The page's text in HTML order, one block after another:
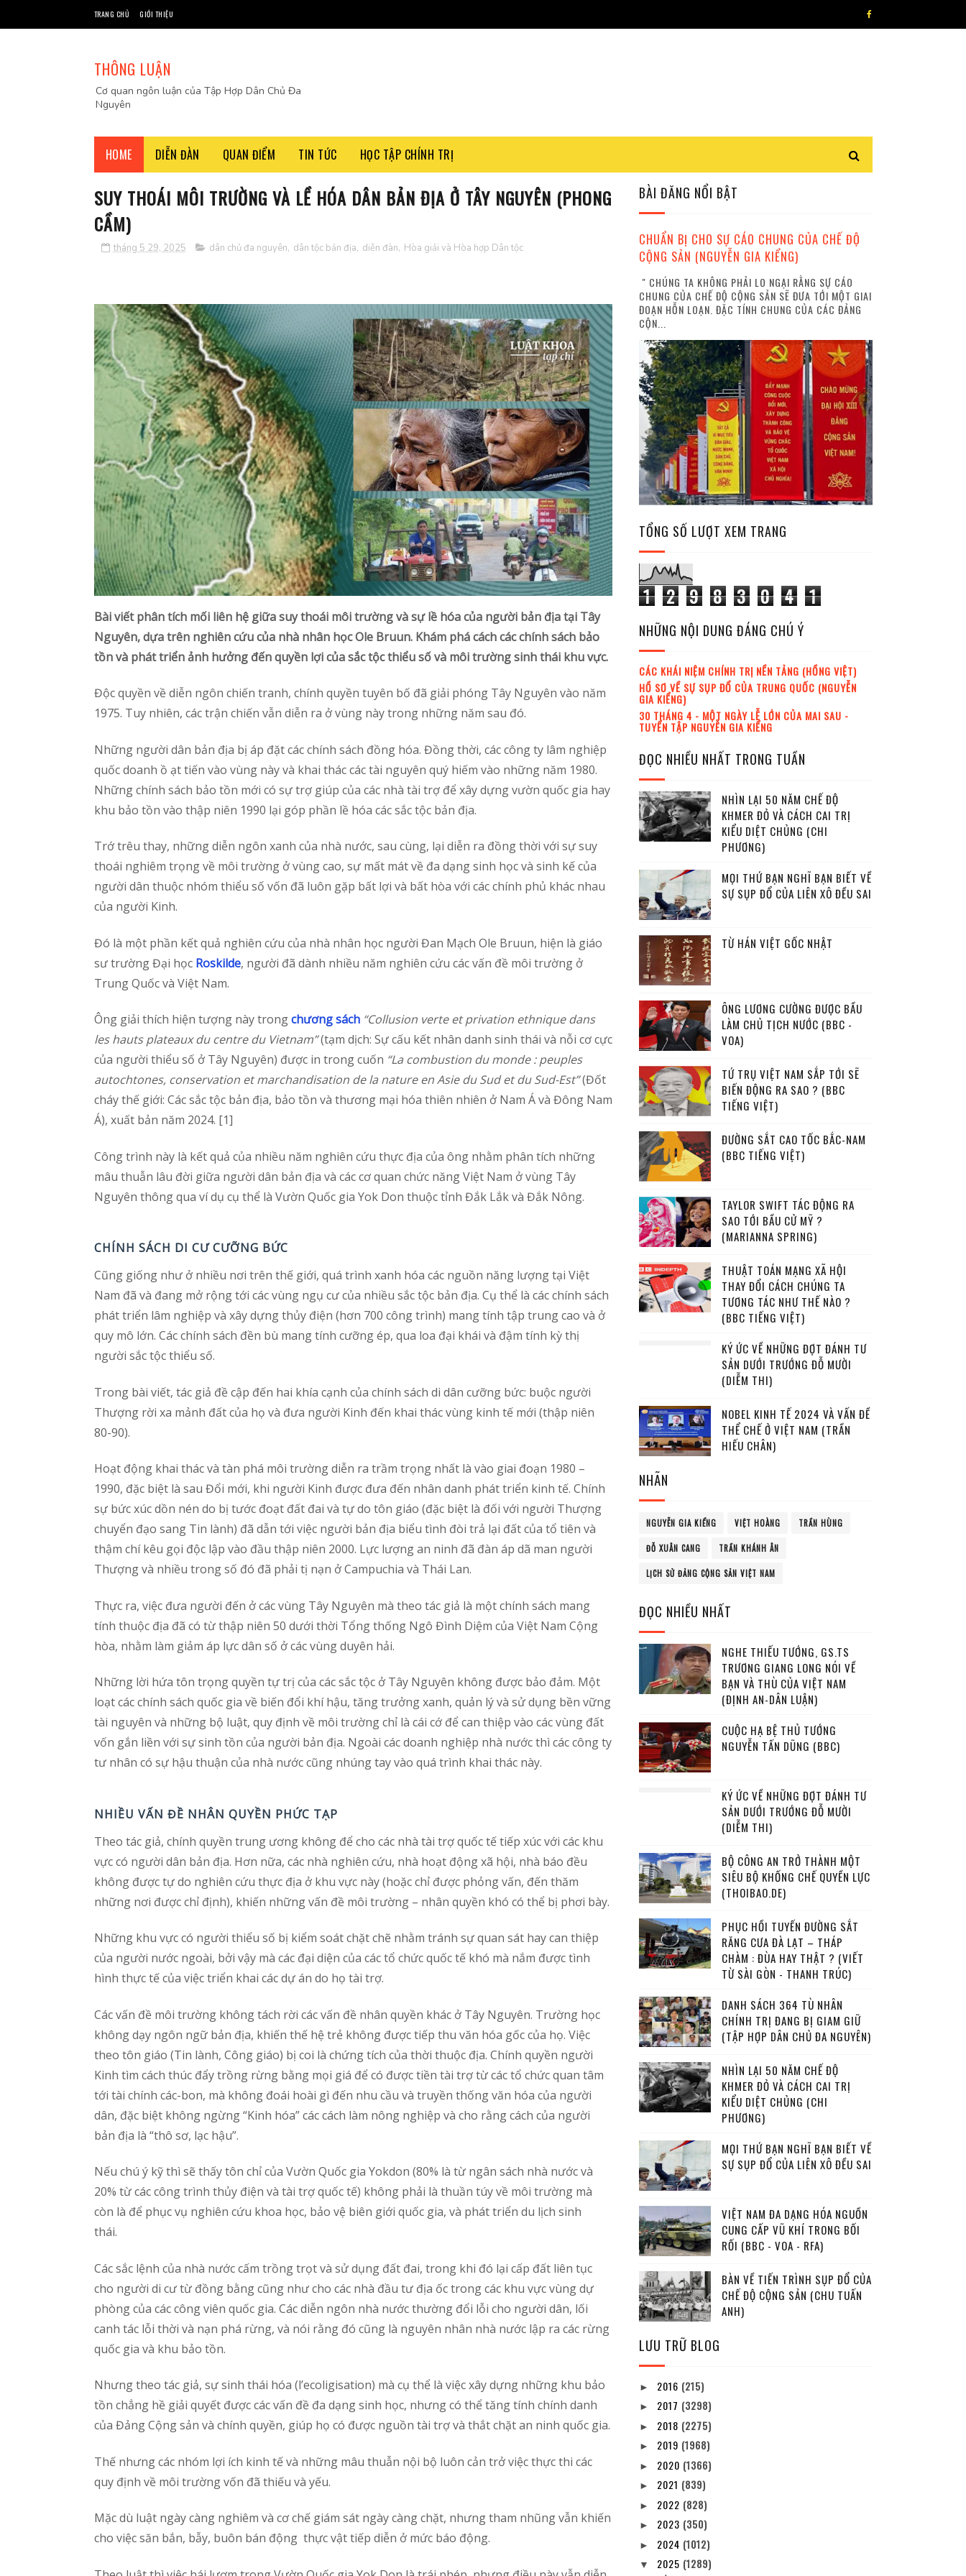
TRANG CHỦ GIỚI THIỆU
THÔNG LUẬN
Cơ quan ngôn luận của Tập Hợp Dân Chủ Đa
Nguyên
HOME DIỄN ĐÀN QUAN ĐIỂM TIN TỨC HỌC TẬP CHÍNH TRỊ
SUY THOÁI MÔI TRƯỜNG VÀ LỀ HÓA DÂN BẢN ĐỊA Ở TÂY NGUYÊN (PHONG
CẦM)
tháng 5 29, 2025 dân chủ đa nguyên, dân tộc bản địa, diễn đàn, Hòa giải và Hòa hợp Dân tộc
Bài viết phân tích mối liên hệ giữa suy thoái môi trường và sự lề hóa của người bản địa tại Tây
Nguyên, dựa trên nghiên cứu của nhà nhân học Ole Bruun. Khám phá cách các chính sách bảo
tồn và phát triển ảnh hưởng đến quyền lợi của sắc tộc thiểu số và môi trường sinh thái khu vực.
Độc quyền về diễn ngôn chiến tranh, chính quyền tuyên bố đã giải phóng Tây Nguyên vào năm
1975. Tuy nhiên, các trận chiến vẫn diễn ra ở vùng này trong những năm sau đó.
Những người dân bản địa bị áp đặt các chính sách đồng hóa. Đồng thời, các công ty lâm nghiệp
quốc doanh ồ ạt tiến vào vùng này và khai thác các tài nguyên quý hiếm vào những năm 1980.
Những chính sách bảo tồn mới có sự trợ giúp của các nhà tài trợ để xây dựng vườn quốc gia hay
khu bảo tồn vào thập niên 1990 lại góp phần lề hóa các sắc tộc bản địa.
Trớ trêu thay, những diễn ngôn xanh của nhà nước, sau cùng, lại diễn ra đồng thời với sự suy
thoái nghiêm trọng về môi trường ở vùng cao, sự mất mát về đa dạng sinh học và sinh kế của
người dân thuộc nhóm thiểu số vốn đã luôn gặp bất lợi và bất hòa với các chính phủ khác nhau
của người Kinh.
Đó là một phần kết quả nghiên cứu của nhà nhân học người Đan Mạch Ole Bruun, hiện là giáo
sư trường Đại học ​ Roskilde​, người đã dành nhiều năm nghiên cứu các vấn đề môi trường ở
Trung Quốc và Việt Nam.
Ông giải thích hiện tượng này trongchương sách “Collusion verte et privation ethnique dans
les hauts plateaux du centre du Vietnam”(tạm dịch: Sự cấu kết nhân danh sinh thái và nỗi cơ cực
của người thiểu số ở Tây Nguyên) được in trong cuốn “La combustion du monde : peuples
autochtones, conservation et marchandisation de la nature en Asie du Sud et du Sud-Est”(Đốt
cháy thế giới: Các sắc tộc bản địa, bảo tồn và thương mại hóa thiên nhiên ở Nam Á và Đông Nam
Á), xuất bản năm 2024. [1]
Công trình này là kết quả của nhiều năm nghiên cứu thực địa của ông nhằm phân tích những
mâu thuẫn lâu đời giữa người dân bản địa và các cơ quan chức năng Việt Nam ở vùng Tây
Nguyên thông qua ví dụ cụ thể là Vườn Quốc gia Yok Don thuộc tỉnh Đắk Lắk và Đắk Nông.
CHÍNH SÁCH DI CƯ CƯỠNG BỨC
Cũng giống như ở nhiều nơi trên thế giới, quá trình xanh hóa các nguồn năng lượng tại Việt
Nam đã và đang mở rộng tới các vùng ngụ cư của nhiều sắc tộc bản địa. Cụ thể là các chính sách
phát triển lâm nghiệp và xây dựng thủy điện (hơn 700 công trình) mang tính tập trung cao và ở
quy mô lớn. Các chính sách đền bù mang tính cưỡng ép, qua loa đại khái và đậm tính kỳ thị
người sắc tộc thiểu số.
Trong bài viết, tác giả đề cập đến hai khía cạnh của chính sách di dân cưỡng bức: buộc người
Thượng rời xa mảnh đất của họ và đưa người Kinh đến khai thác vùng kinh tế mới (thập niên
80-90).
Hoạt động khai thác và tàn phá môi trường diễn ra trầm trọng nhất là vào giai đoạn 1980 –
1990, đặc biệt là sau Đổi mới, khi người Kinh được đưa đến nhân danh phát triển kinh tế. Chính
sự bức xúc dồn nén do bị tước đoạt đất đai và tự do tôn giáo (đặc biệt là đối với người Thượng
chuyển đạo sang Tin lành) đã dẫn tới việc người bản địa biểu tình đòi trả lại đất của tổ tiên và
thậm chí kêu gọi độc lập vào đầu thập niên 2000. Lực lượng an ninh đã đàn áp dã man người
Thượng và nhiều trong số đó đã phải tị nạn ở Campuchia và Thái Lan.
​​Thực ra, việc đưa người đến ở các vùng Tây Nguyên mà theo tác giả là một chính sách mang
tính thuộc địa đã có từ thập niên 50 dưới thời Tổng thống Ngô Đình Diệm của Việt Nam Cộng
hòa, nhằm làm giảm áp lực dân số ở các vùng duyên hải.
​​Những lời hứa tôn trọng quyền tự trị của các sắc tộc ở Tây Nguyên không được bảo đảm. Một
loạt các chính sách quốc gia về biến đổi khí hậu, tăng trưởng xanh, quản lý và sử dụng bền vững
tài nguyên và những bộ luật, quy định về môi trường chỉ là cái cớ để can thiệp vào các vùng đất
vốn gắn liền với sự sinh tồn của người bản địa. Ngoài các doanh nghiệp nhà nước thì các công ty
tư nhân có sự hậu thuận của nhà nước cũng nhúng tay vào quá trình khai thác này.
NHIỀU VẤN ĐỀ NHÂN QUYỀN PHỨC TẠP
Theo tác giả, chính quyền trung ương không để cho các nhà tài trợ quốc tế tiếp xúc với các khu
vực có người dân bản địa. Hơn nữa, các nhà nghiên cứu, nhà hoạt động xã hội, nhà báo đều
không được tự do nghiên cứu thực địa ở khu vực này (hoặc chỉ được phỏng vấn, đến thăm
những nơi được chỉ định), khiến những vấn đề môi trường – nhân quyền khó có thể bị phơi bày.
Những khu vực có người thiểu số bị kiểm soát chặt chẽ nhằm tránh sự quan sát hay can thiệp
của người nước ngoài, bởi vậy mà các đại diện của các tổ chức quốc tế khó mà nắm được tình
hình thực tế của việc triển khai các dự án do họ tài trợ.
Các vấn đề môi trường không tách rời các vấn đề nhân quyền khác ở Tây Nguyên. Trường học
không dạy ngôn ngữ bản địa, khiến thế hệ trẻ không được tiếp thu văn hóa gốc của họ. Việc
theo tôn giáo (Tin lành, Công giáo) bị coi là chứng tích của thời thuộc địa. Chính quyền người
Kinh tìm cách thúc đẩy trồng rừng bằng mọi giá để có được tiền tài trợ từ các tổ chức quan tâm
tới tài chính các-bon, mà không đoái hoài gì đến nhu cầu và truyền thống văn hóa của người
dân, đặc biệt không ngừng “Kinh hóa” các cách làm nông nghiệp và cho rằng cách của người
bản địa là “thô sơ, lạc hậu”.
Nếu chú ý kỹ thì sẽ thấy tôn chỉ của Vườn Quốc gia Yokdon (80% là từ ngân sách nhà nước và
20% từ các công trình thủy điện và tài trợ quốc tế) không phải là thuần túy về môi trường mà
còn là để phục vụ nghiên cứu khoa học, bảo vệ biên giới quốc gia, và phát triển du lịch sinh
thái.
Các sắc lệnh của nhà nước cấm trồng trọt và sử dụng đất đai, trong khi đó lại cấp đất liên tục
cho người di cư từ đồng bằng cũng như cho các nhà đầu tư địa ốc trong các khu vực vùng dự
phòng của các công viên quốc gia. Các diễn ngôn nhà nước thường đổi lỗi cho người dân, lối
canh tác lỗi thời và nạn phá rừng, và nói rằng đó cũng là nguyên nhân nhà nước lập ra các rừng
quốc gia và khu bảo tồn.
Nhưng theo tác giả, sự sinh thái hóa (l’ecoligisation) mà cụ thể là việc xây dựng những khu bảo
tồn chẳng hề giải quyết được các vấn đề đa dạng sinh học, nhưng có thể tăng tính chính danh
của Đảng Cộng sản và chính quyền, giúp họ có được nguồn tài trợ và thắt chặt an ninh quốc gia.
Thế nhưng các nhóm lợi ích kinh tế và những mâu thuẫn nội bộ luôn cản trở việc thực thi các
quy định về môi trường vốn đã thiếu và yếu.
Mặc dù luật ngày càng nghiêm và cơ chế giám sát ngày càng chặt, nhưng tham nhũng vẫn khiến
cho việc săn bắn, bẫy, buôn bán động thực vật tiếp diễn ở mức báo động.
BÀI ĐĂNG NỔI BẬT
CHUẨN BỊ CHO SỰ CÁO CHUNG CỦA CHẾ ĐỘ
CỘNG SẢN (NGUYỄN GIA KIỂNG)
" CHÚNG TA KHÔNG PHẢI LO NGẠI RẰNG SỰ CÁO
CHUNG CỦA CHẾ ĐỘ CỘNG SẢN SẼ ĐƯA TỚI MỘT GIAI
ĐOẠN HỖN LOẠN. ĐẶC TÍNH CHUNG CỦA CÁC ĐẢNG
CỘN...
TỔNG SỐ LƯỢT XEM TRANG
1 2 9 8 3 0 4 1
NHỮNG NỘI DUNG ĐÁNG CHÚ Ý
CÁC KHÁI NIỆM CHÍNH TRỊ NỀN TẢNG (HỒNG VIỆT)
HỒ SƠ VỀ SỰ SỤP ĐỔ CỦA TRUNG QUỐC (NGUYỄN
GIA KIỂNG)
30 THÁNG 4 - MỘT NGÀY LỄ LỚN CỦA MAI SAU -
TUYỂN TẬP NGUYỄN GIA KIỂNG
ĐỌC NHIỀU NHẤT TRONG TUẦN
NHÌN LẠI 50 NĂM CHẾ ĐỘ
KHMER ĐỎ VÀ CÁCH CAI TRỊ
KIỂU DIỆT CHỦNG (CHI
PHƯƠNG)
MỌI THỨ BẠN NGHĨ BẠN BIẾT VỀ
SỰ SỤP ĐỔ CỦA LIÊN XÔ ĐỀU SAI
TỪ HÁN VIỆT GỐC NHẬT
ÔNG LƯƠNG CƯỜNG ĐƯỢC BẦU
LÀM CHỦ TỊCH NƯỚC (BBC -
VOA)
TỨ TRỤ VIỆT NAM SẮP TỚI SẼ
BIẾN ĐỘNG RA SAO ? (BBC
TIẾNG VIỆT)
ĐƯỜNG SẮT CAO TỐC BẮC-NAM
(BBC TIẾNG VIỆT)
TAYLOR SWIFT TÁC ĐỘNG RA
SAO TỚI BẦU CỬ MỸ ?
(MARIANNA SPRING)
THUẬT TOÁN MẠNG XÃ HỘI
THAY ĐỔI CÁCH CHÚNG TA
TƯƠNG TÁC NHƯ THẾ NÀO ?
(BBC TIẾNG VIỆT)
KÝ ỨC VỀ NHỮNG ĐỢT ĐÁNH TƯ
SẢN DƯỚI TRƯỚNG ĐỖ MƯỜI
(DIỄM THI)
NOBEL KINH TẾ 2024 VÀ VẤN ĐỀ
THỂ CHẾ Ở VIỆT NAM (TRẦN
HIẾU CHÂN)
NHÃN
NGUYỄN GIA KIỂNG VIỆT HOÀNG TRẦN HÙNG
ĐỖ XUÂN CANG TRẦN KHÁNH ÂN
LỊCH SỬ ĐẢNG CỘNG SẢN VIỆT NAM
ĐỌC NHIỀU NHẤT
NGHE THIẾU TƯỚNG, GS.TS
TRƯƠNG GIANG LONG NÓI VỀ
BẠN VÀ THÙ CỦA VIỆT NAM
(ĐỊNH AN-DÂN LUẬN)
CUỘC HẠ BỆ THỦ TƯỚNG
NGUYỄN TẤN DŨNG (BBC)
KÝ ỨC VỀ NHỮNG ĐỢT ĐÁNH TƯ
SẢN DƯỚI TRƯỚNG ĐỖ MƯỜI
(DIỄM THI)
BỘ CÔNG AN TRỞ THÀNH MỘT
SIÊU BỘ KHỐNG CHẾ QUYỀN LỰC
(THOIBAO.DE)
PHỤC HỒI TUYẾN ĐƯỜNG SẮT
RĂNG CƯA ĐÀ LẠT – THÁP
CHÀM : ĐÙA HAY THẬT ? (VIẾT
TỪ SÀI GÒN - THANH TRÚC)
DANH SÁCH 364 TÙ NHÂN
CHÍNH TRỊ ĐANG BỊ GIAM GIỮ
(TẬP HỢP DÂN CHỦ ĐA NGUYÊN)
NHÌN LẠI 50 NĂM CHẾ ĐỘ
KHMER ĐỎ VÀ CÁCH CAI TRỊ
KIỂU DIỆT CHỦNG (CHI
PHƯƠNG)
MỌI THỨ BẠN NGHĨ BẠN BIẾT VỀ
SỰ SỤP ĐỔ CỦA LIÊN XÔ ĐỀU SAI
VIỆT NAM ĐA DẠNG HÓA NGUỒN
CUNG CẤP VŨ KHÍ TRONG BỐI
RỐI (BBC - VOA - RFA)
BÀN VỀ TIẾN TRÌNH SỤP ĐỔ CỦA
CHẾ ĐỘ CỘNG SẢN (CHU TUẤN
ANH)
LƯU TRỮ BLOG
► 2016 (215)
► 2017 (3298)
► 2018 (2275)
► 2019 (1968)
► 2020 (1366)
► 2021 (839)
► 2022 (828)
► 2023 (350)
► 2024 (1012)
▼ 2025 (1289)